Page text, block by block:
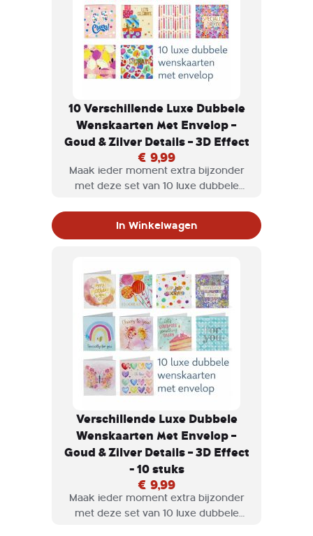
10 Verschillende Luxe Dubbele
Wenskaarten Met Envelop –
Goud & Zilver Details – 3D Effect
€ 9,99
Maak ieder moment extra bijzonder
met deze set van 10 luxe dubbele
verfijnd 3D-effect.
In Winkelwagen
Verschillende Luxe Dubbele
Wenskaarten Met Envelop –
Goud & Zilver Details – 3D Effect
- 10 stuks
€ 9,99
Maak ieder moment extra bijzonder
met deze set van 10 luxe dubbele